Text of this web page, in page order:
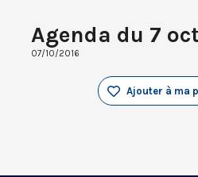
Agenda du 7
07/10/2016
Ajouter à ma